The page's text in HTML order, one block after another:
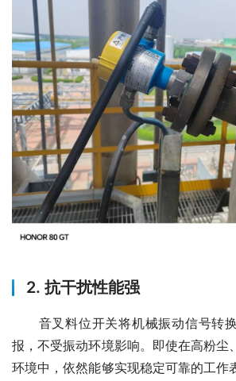
2. 抗干扰性能强
音叉料位开关将机械振动信号转换
报，不受振动环境影响。即使在高粉尘
环境中，依然能够实现稳定可靠的工作